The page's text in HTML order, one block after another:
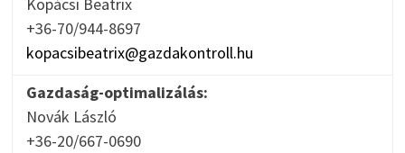
+36-70/944-8697
kopacsibeatrix@gazdakontroll.hu
Gazdaság-optimalizálás:
Novák László
+36-20/667-0690